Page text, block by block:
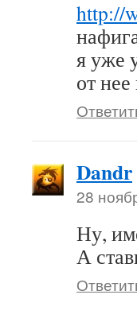
http://
я уже
от
Dandr
28
Ну,
А